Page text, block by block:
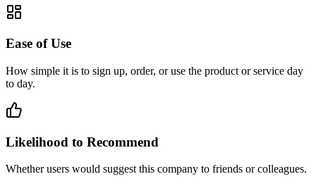
Ease of Use
How simple it is to sign up, order, or use the product or service day
to day.
Likelihood to Recommend
Whether users would suggest this company to friends or colleagues.